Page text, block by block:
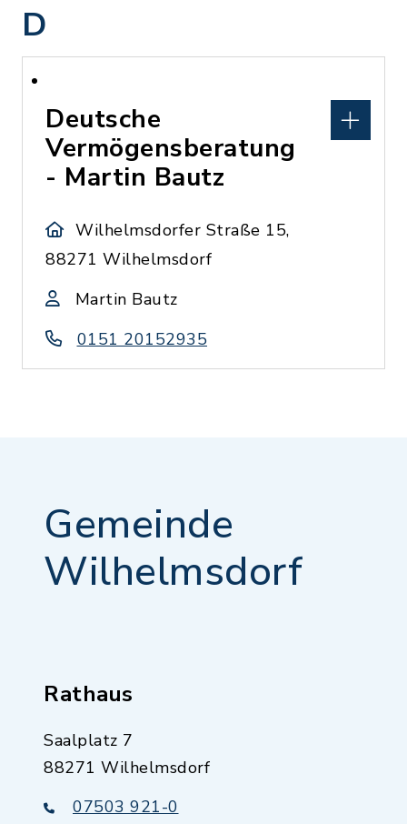
D
Deutsche
Vermögensberatung
- Martin Bautz
Wilhelmsdorfer Straße 15,
88271 Wilhelmsdorf
Martin Bautz
0151 20152935
Gemeinde
Wilhelmsdorf
Rathaus
Saalplatz 7
88271 Wilhelmsdorf
07503 921-0